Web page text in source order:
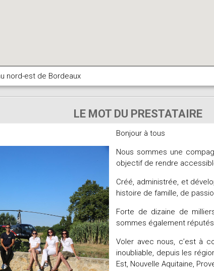
nord-est de Bordeaux
LE MOT DU PRESTATAIRE
Bonjour à tous
Nous sommes une
objectif de rendre
Créé, administrée, et
histoire de famille, de
Forte de dizaine de
sommes également
Voler avec nous, c’est à
inoubliable, depuis les
Est, Nouvelle Aquitaine,